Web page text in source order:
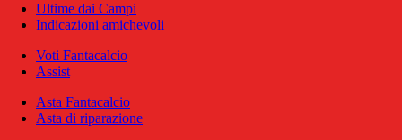
Ultime dai Campi
Indicazioni amichevoli
Voti Fantacalcio
Assist
Asta Fantacalcio
Asta di riparazione